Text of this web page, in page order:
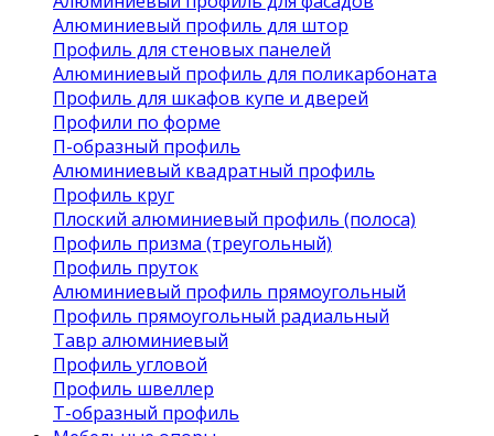
Алюминиевый профиль для штор
Профиль для стеновых панелей
Алюминиевый профиль для поликарбоната
Профиль для шкафов купе и дверей
Профили по форме
П-образный профиль
Алюминиевый квадратный профиль
Профиль круг
Плоский алюминиевый профиль (полоса)
Профиль призма (треугольный)
Профиль пруток
Алюминиевый профиль прямоугольный
Профиль прямоугольный радиальный
Тавр алюминиевый
Профиль угловой
Профиль швеллер
Т-образный профиль